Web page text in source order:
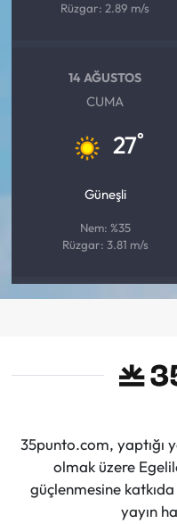
Rüzgar: 2.89 m/s
14 AĞUSTOS
CUMA
27°
Güneşli
Nem: %35
Rüzgar: 3.81 m/s
35punto.com, yaptığı
olmak üzere
güçlenmesine
yayın